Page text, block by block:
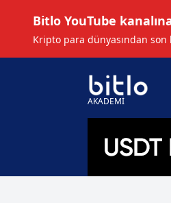
Bitlo YouTube
Kripto para dünyasından
AKADEMİ